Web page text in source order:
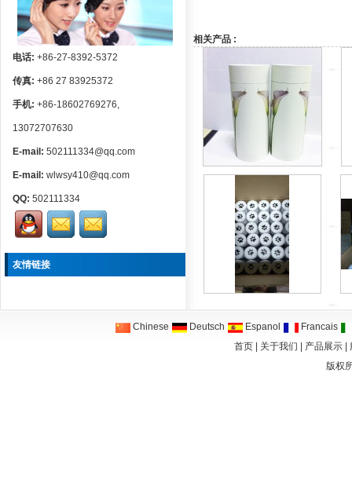
电话: +86-27-8392-5372
传真: +86 27 83925372
手机: +86-18602769276,
13072707630
E-mail: 502111334@qq.com
E-mail: wlwsy410@qq.com
QQ: 502111334
友情链接
相关产品 :
Chinese Deutsch Espanol
Francais
首页| 关于我们 产品展示|
版权